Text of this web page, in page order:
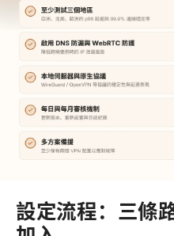
設定流程：三條